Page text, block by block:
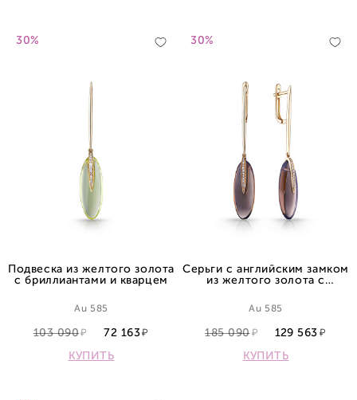
30%
Подвеска из желтого золота
с бриллиантами и кварцем
Au 585
103 090
72 163
КУПИТЬ
30%
Серьги с английским замком
из желтого золота с
Au 585
185 090
129 563
КУПИТЬ